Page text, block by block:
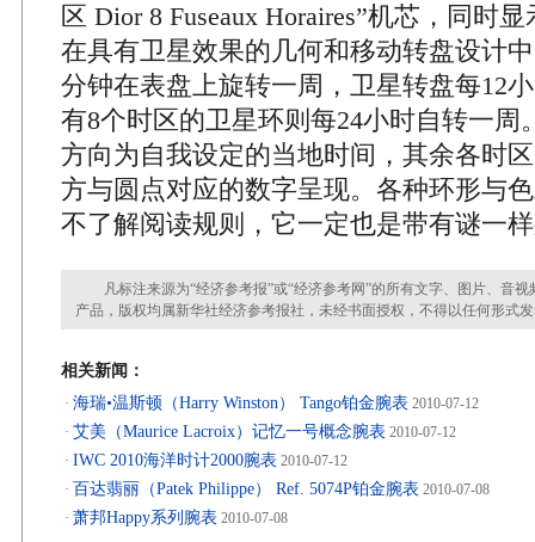
区 Dior 8 Fuseaux Horaires”机芯，同时
在具有卫星效果的几何和移动转盘设计
分钟在表盘上旋转一周，卫星转盘每12
有8个时区的卫星环则每24小时自转一周
方向为自我设定的当地时间，其余各时
方与圆点对应的数字呈现。各种环形与
不了解阅读规则，它一定也是带有谜一
凡标注来源为“经济参考报”或“经济参考网”的所有文字、图片、音视
产品，版权均属新华社经济参考报社，未经书面授权，不得以任何形式
相关新闻：
· 海瑞•温斯顿（Harry Winston） Tango铂金腕表 2010-07-12
· 艾美（Maurice Lacroix）记忆一号概念腕表 2010-07-12
· IWC 2010海洋时计2000腕表 2010-07-12
· 百达翡丽（Patek Philippe） Ref. 5074P铂金腕表 2010-07-08
· 萧邦Happy系列腕表 2010-07-08